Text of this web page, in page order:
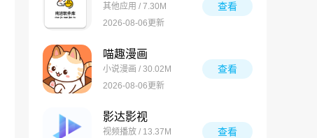
其他应用 / 7.30M
2026-08-06更新
查看
喵趣漫画
小说漫画 / 30.02M
2026-08-06更新
查看
影达影视
视频播放 / 13.37M
查看